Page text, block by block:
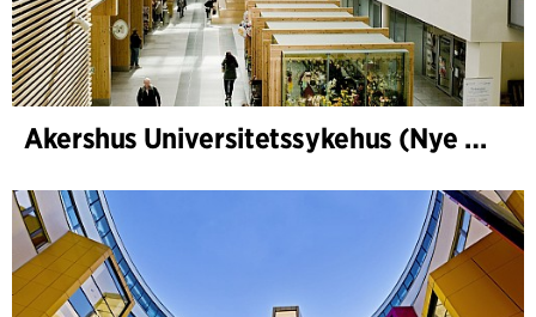
Akershus Universitetssykehus (Nye Ahus)